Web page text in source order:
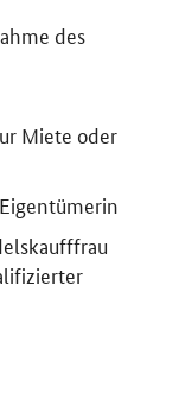
des
Miete oder